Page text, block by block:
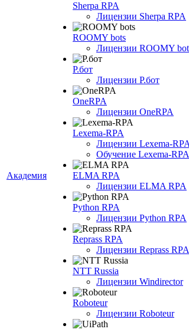
Академия
Sherpa RPA
Лицензии Sherpa RPA
ROOMY bots
Лицензии ROOMY
Р.бот
Лицензии Р.бот
OneRPA
Лицензии OneRPA
Lexema-RPA
Лицензии Lexema-RPA
Обучение Lexema-RPA
ELMA RPA
Лицензии ELMA RPA
Python RPA
Лицензии Python RPA
Reprass RPA
Лицензии Reprass RPA
NTT Russia
Лицензии Windirector
Roboteur
Лицензии Roboteur